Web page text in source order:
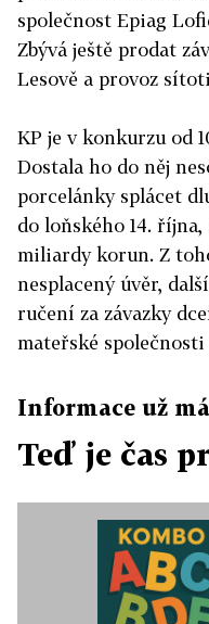
společnost Epiag
Zbývá ještě prodat
Lesově a provoz
KP je v konkurzu od
Dostala ho do něj
porcelánky splácet
do loňského 14. října,
miliardy korun. Z
nesplacený úvěr,
ručení za závazky
mateřské společnosti
Informace už
Teď je čas